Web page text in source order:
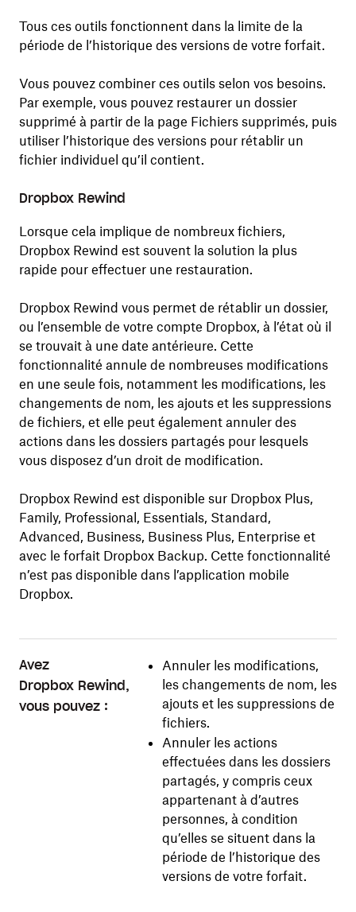
Tous ces outils fonctionnent dans la limite de la
période de l’historique des versions de votre forfait.
Vous pouvez combiner ces outils selon vos besoins.
Par exemple, vous pouvez restaurer un dossier
supprimé à partir de la page Fichiers supprimés, puis
utiliser l’historique des versions pour rétablir un
fichier individuel qu’il contient.
Dropbox Rewind
Lorsque cela implique de nombreux fichiers,
Dropbox Rewind est souvent la solution la plus
rapide pour effectuer une restauration.
Dropbox Rewind vous permet de rétablir un dossier,
ou l’ensemble de votre compte Dropbox, à l’état où il
se trouvait à une date antérieure. Cette
fonctionnalité annule de nombreuses modifications
en une seule fois, notamment les modifications, les
changements de nom, les ajouts et les suppressions
de fichiers, et elle peut également annuler des
actions dans les dossiers partagés pour lesquels
vous disposez d’un droit de modification.
Dropbox Rewind est disponible sur Dropbox Plus,
Family, Professional, Essentials, Standard,
Advanced, Business, Business Plus, Enterprise et
avec le forfait Dropbox Backup. Cette fonctionnalité
n’est pas disponible dans l’application mobile
Dropbox.
Avez
Dropbox Rewind,
vous pouvez :
Annuler les modifications,
les changements de nom, les
ajouts et les suppressions de
fichiers.
Annuler les actions
effectuées dans les dossiers
partagés, y compris ceux
appartenant à d’autres
personnes, à condition
qu’elles se situent dans la
période de l’historique des
versions de votre forfait.